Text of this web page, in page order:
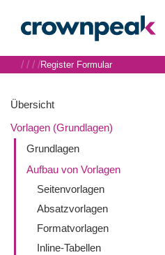
Übersicht
Vorlagen (Grundlagen)
Grundlagen
Aufbau von Vorlagen
Seitenvorlagen
Absatzvorlagen
Formatvorlagen
Inline-Tabellen
/ / / /Register Formular